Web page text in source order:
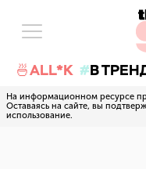
🍜ALL*K В
На информационном ресурсе
Оставаясь на сайте, вы
использование.